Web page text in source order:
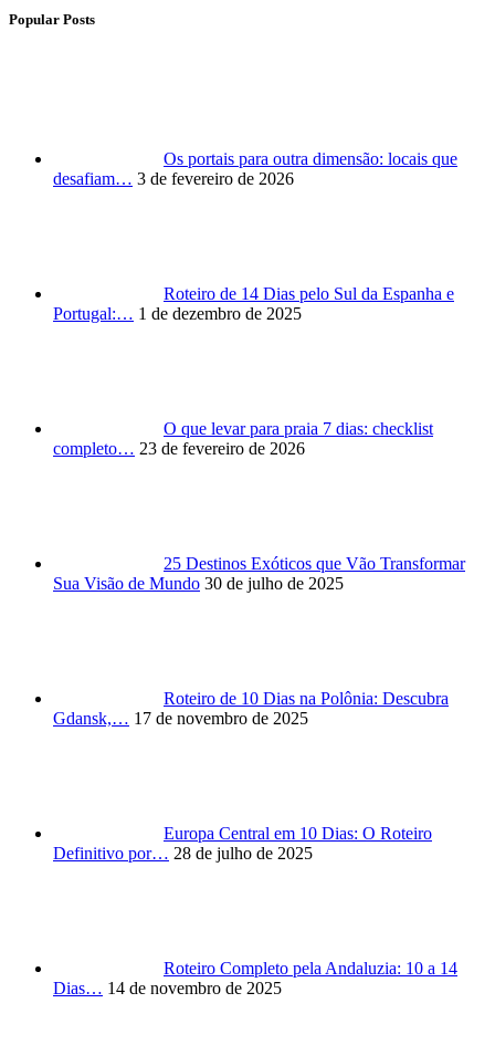
Popular Posts
Os portais para outra dimensão: locais que
desafiam… 3 de fevereiro de 2026
Roteiro de 14 Dias pelo Sul da Espanha e
Portugal:… 1 de dezembro de 2025
O que levar para praia 7 dias: checklist
completo… 23 de fevereiro de 2026
25 Destinos Exóticos que Vão Transformar
Sua Visão de Mundo 30 de julho de 2025
Roteiro de 10 Dias na Polônia: Descubra
Gdansk,… 17 de novembro de 2025
Europa Central em 10 Dias: O Roteiro
Definitivo por… 28 de julho de 2025
Roteiro Completo pela Andaluzia: 10 a 14
Dias… 14 de novembro de 2025